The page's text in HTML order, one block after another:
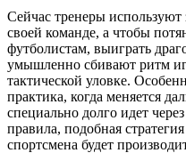
Сейчас тренеры
своей команде, а чтобы
футболистам, выиграть
умышленно сбивают ритм
тактической уловке.
практика, когда меняется
специально долго идет
правила, подобная
спортсмена будет